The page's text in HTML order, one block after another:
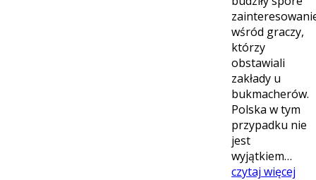
wśród graczy,
którzy
obstawiali
zakłady u
bukmacherów.
Polska w tym
przypadku nie
jest
wyjątkiem…
czytaj więcej